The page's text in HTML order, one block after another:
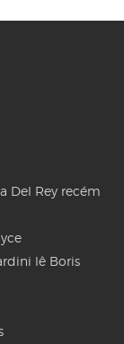
Del Rey recém
lê Boris